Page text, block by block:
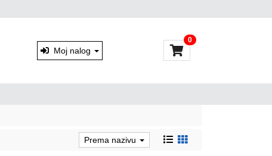
Moj nalog
0
Prema nazivu